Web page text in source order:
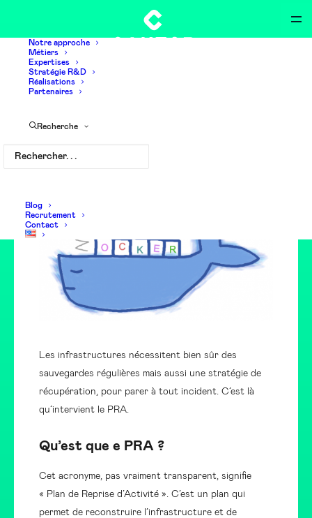
Notre approche
Métiers
Expertises
Stratégie R&D
Réalisations
Partenaires
Recherche
Blog
Recrutement
Contact
Comment revisiter son
PRA grâce à Docker ?
Les infrastructures nécessitent bien sûr des
sauvegardes régulières mais aussi une stratégie de
récupération, pour parer à tout incident. C’est là
qu’intervient le PRA.
Qu’est que e PRA ?
Cet acronyme, pas vraiment transparent, signifie
« Plan de Reprise d’Activité ». C’est un plan qui
permet de reconstruire l’infrastructure et de